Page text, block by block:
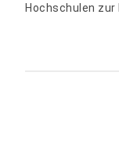
Hochschulen